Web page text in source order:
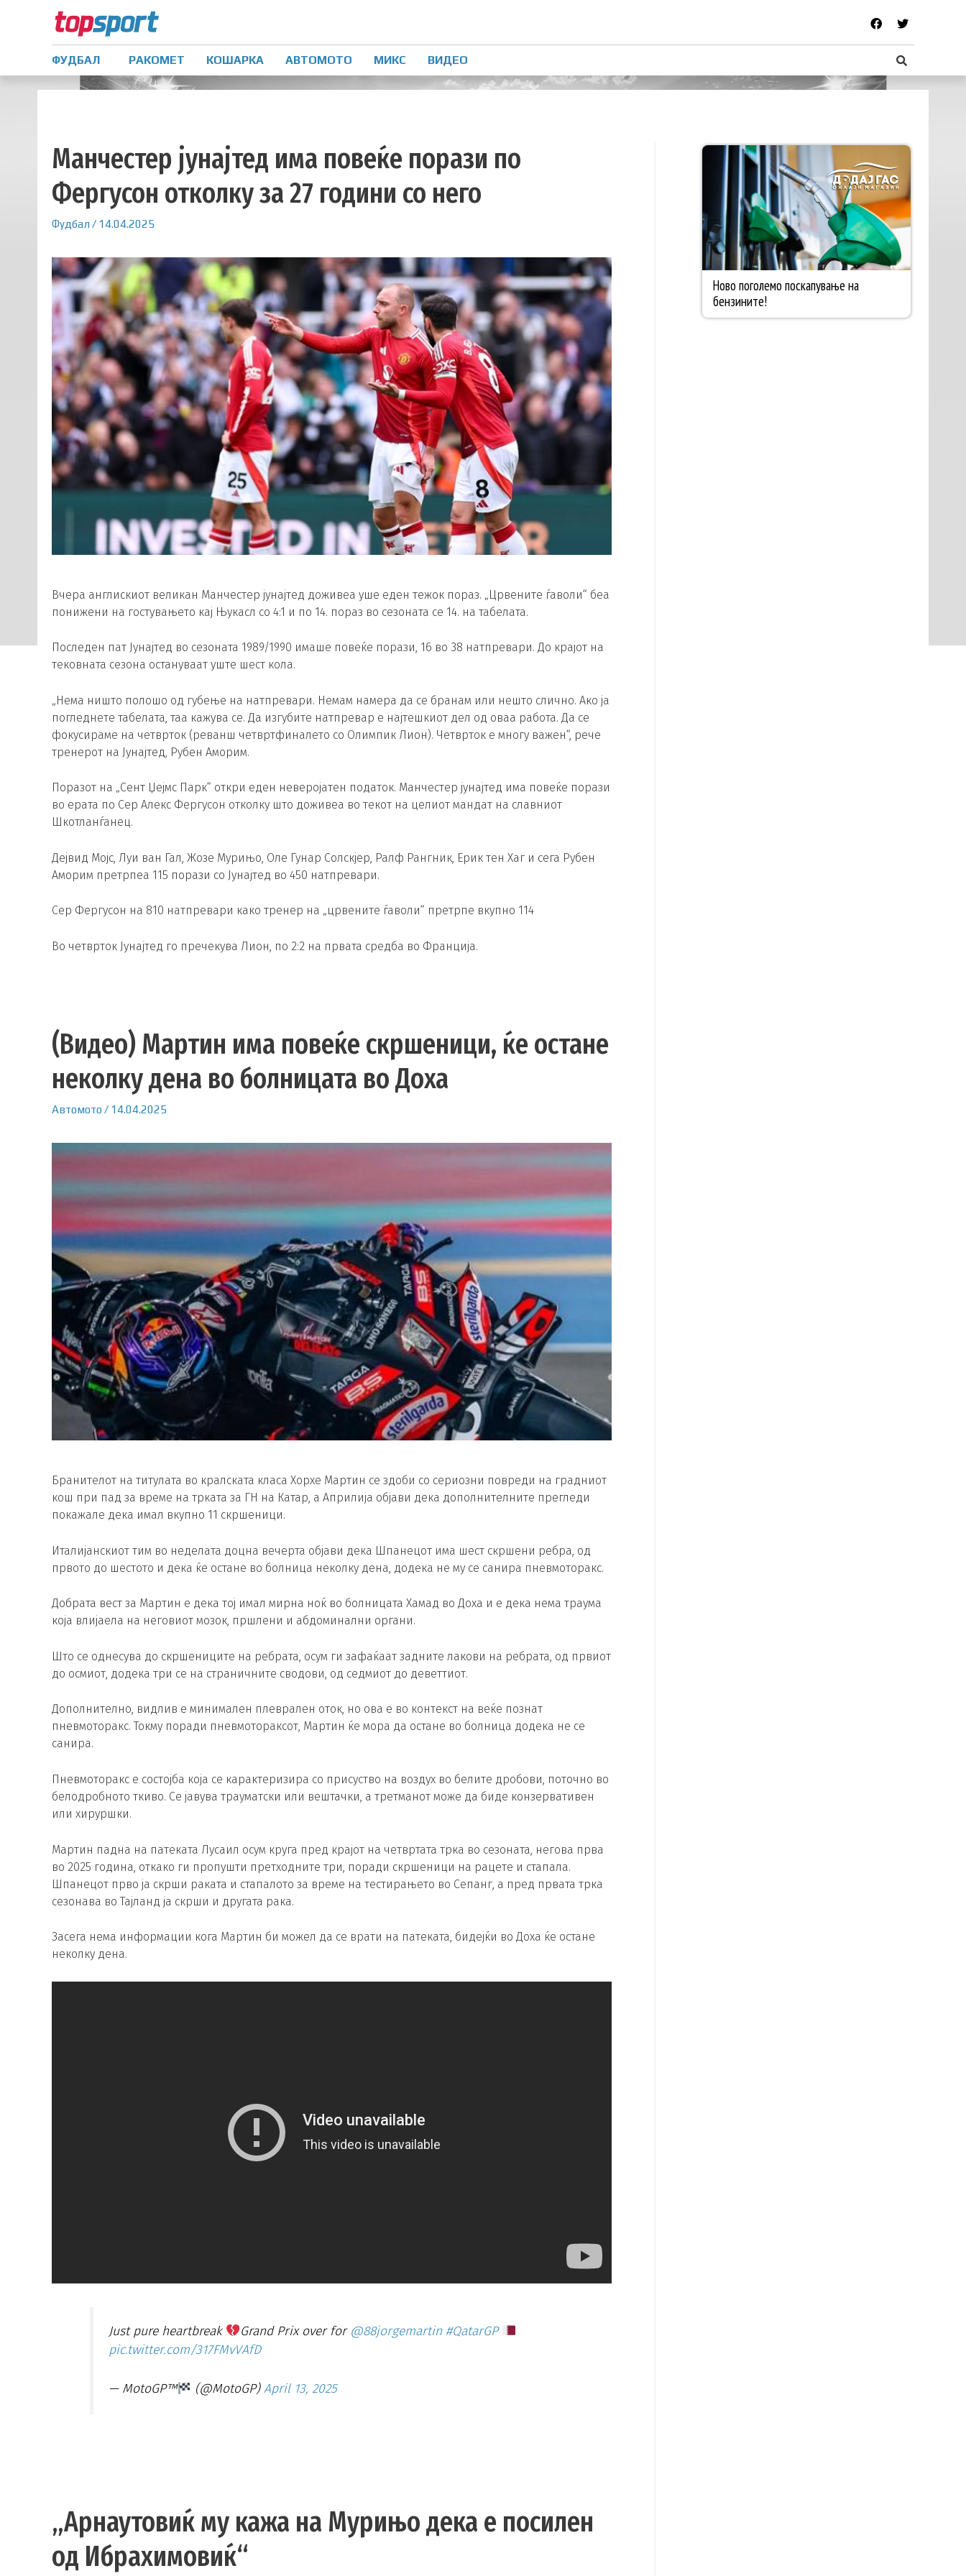
ФУДБАЛ РАКОМЕТ КОШАРКА АВТОМОТО МИКС ВИДЕО
Манчестер јунајтед има повеќе порази по
Фергусон отколку за 27 години со него
Фудбал / 14.04.2025
Вчера англискиот великан Манчестер јунајтед доживеа уше еден тежок пораз. „Црвените ѓаволи“ беа
понижени на гостувањето кај Њукасл со 4:1 и по 14. пораз во сезоната се 14. на табелата.
Последен пат Јунајтед во сезоната 1989/1990 имаше повеќе порази, 16 во 38 натпревари. До крајот на
тековната сезона остануваат уште шест кола.
„Нема ништо полошо од губење на натпревари. Немам намера да се бранам или нешто слично. Ако ја
погледнете табелата, таа кажува се. Да изгубите натпревар е најтешкиот дел од оваа работа. Да се
фокусираме на четврток (реванш четвртфиналето со Олимпик Лион). Четврток е многу важен“, рече
тренерот на Јунајтед, Рубен Аморим.
Поразот на „Сент Џејмс Парк“ откри еден неверојатен податок. Манчестер јунајтед има повеќе порази
во ерата по Сер Алекс Фергусон отколку што доживеа во текот на целиот мандат на славниот
Шкотланѓанец.
Дејвид Мојс, Луи ван Гал, Жозе Мурињо, Оле Гунар Солскјер, Ралф Рангник, Ерик тен Хаг и сега Рубен
Аморим претрпеа 115 порази со Јунајтед во 450 натпревари.
Сер Фергусон на 810 натпревари како тренер на „црвените ѓаволи“ претрпе вкупно 114
Во четврток Јунајтед го пречекува Лион, по 2:2 на првата средба во Франција.
(Видео) Мартин има повеќе скршеници, ќе остане
неколку дена во болницата во Доха
Автомото / 14.04.2025
Бранителот на титулата во кралската класа Хорхе Мартин се здоби со сериозни повреди на градниот
кош при пад за време на трката за ГН на Катар, а Априлија објави дека дополнителните прегледи
покажале дека имал вкупно 11 скршеници.
Италијанскиот тим во неделата доцна вечерта објави дека Шпанецот има шест скршени ребра, од
првото до шестото и дека ќе остане во болница неколку дена, додека не му се санира пневмоторакс.
Добрата вест за Мартин е дека тој имал мирна ноќ во болницата Хамад во Доха и е дека нема траума
која влијаела на неговиот мозок, пршлени и абдоминални органи.
Што се однесува до скршениците на ребрата, осум ги зафаќаат задните лакови на ребрата, од првиот
до осмиот, додека три се на страничните сводови, од седмиот до деветтиот.
Дополнително, видлив е минимален плеврален оток, но ова е во контекст на веќе познат
пневмоторакс. Токму поради пневмотораксот, Мартин ќе мора да остане во болница додека не се
санира.
Пневмоторакс е состојба која се карактеризира со присуство на воздух во белите дробови, поточно во
белодробното ткиво. Се јавува трауматски или вештачки, а третманот може да биде конзервативен
или хируршки.
Мартин падна на патеката Лусаил осум круга пред крајот на четвртата трка во сезоната, негова прва
во 2025 година, откако ги пропушти претходните три, поради скршеници на рацете и стапала.
Шпанецот прво ја скрши раката и стапалото за време на тестирањето во Сепанг, а пред првата трка
сезонава во Тајланд ја скрши и другата рака.
Засега нема информации кога Мартин би можел да се врати на патеката, бидејќи во Доха ќе остане
неколку дена.
Just pure heartbreak Grand Prix over for @88jorgemartin #QatarGP
pic.twitter.com/317FMvVAfD
— MotoGP™ (@MotoGP)April 13, 2025
„Арнаутовиќ му кажа на Мурињо дека е посилен
од Ибрахимовиќ“